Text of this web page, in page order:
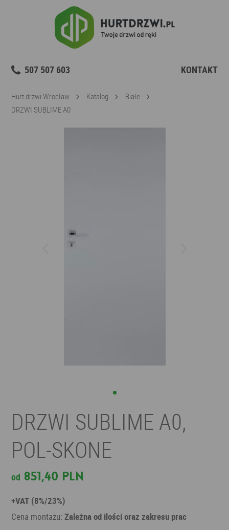
507 507 603 KONTAKT
Hurt drzwi Wrocław Katalog
Białe
DRZWI SUBLIME A0
DRZWI SUBLIME A0,
POL-SKONE
od 851,40 PLN
+VAT (8%/23%)
Cena montażu:Zależna od ilości oraz zakresu prac